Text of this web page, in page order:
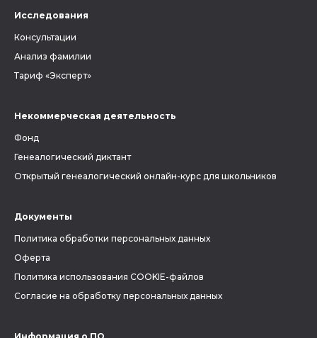
Исследования
Консультации
Анализ фамилии
Тариф «Эксперт»
Некоммерческая деятельность
Фонд
Генеалогический диктант
Открытый генеалогический онлайн-курс для школьников
Документы
Политика обработки персональных данных
Оферта
Политика использования COOKIE-файлов
Согласие на обработку персональных данных